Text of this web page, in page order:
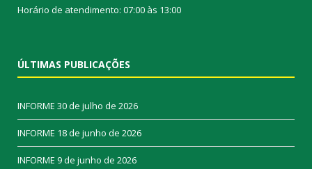
Horário de atendimento: 07:00 às 13:00
ÚLTIMAS PUBLICAÇÕES
INFORME 30 de julho de 2026
INFORME 18 de junho de 2026
INFORME 9 de junho de 2026